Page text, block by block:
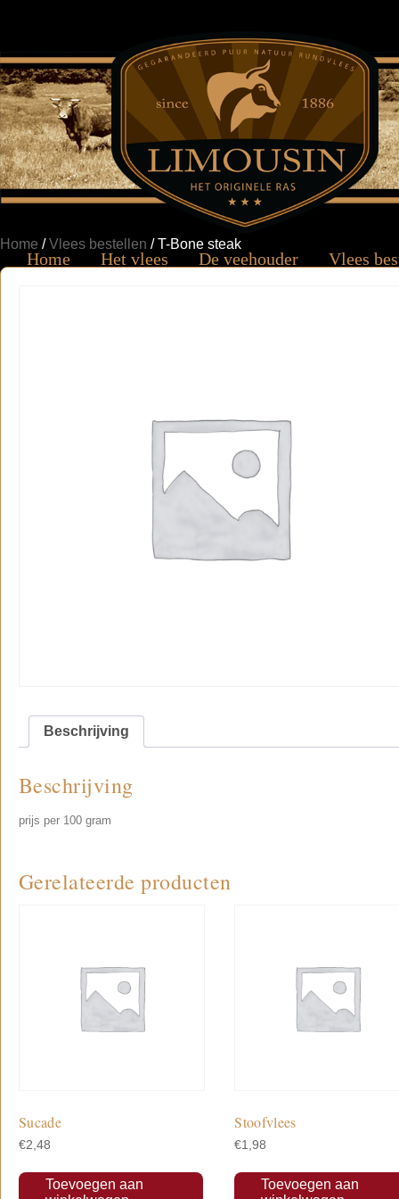
Home Het vlees De veehouder Vlees
Home /Vlees bestellen / T-Bone steak
Beschrijving
Beschrijving
prijs per 100 gram
Gerelateerde producten
Sucade
€2,48
Toevoegen aan
Stoofvlees
€1,98
Toevoegen aan